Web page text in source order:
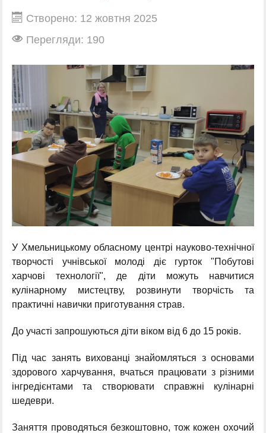
Створено: 12 жовтня 2025
Перегляди: 190
У Хмельницькому обласному центрі науково-технічної
творчості учнівської молоді діє гурток "Побутові
харчові технології", де діти можуть навчитися
кулінарному мистецтву, розвинути творчість та
практичні навички приготування страв.
До участі запрошуються діти віком від 6 до 15 років.
Під час занять вихованці знайомляться з основами
здорового харчування, вчаться працювати з різними
інгредієнтами та створювати справжні кулінарні
шедеври.
Заняття проводяться безкоштовно, тож кожен охочий